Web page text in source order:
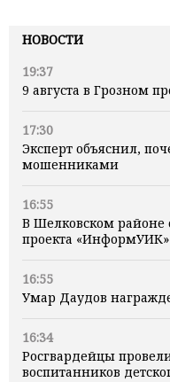
НОВОСТИ
19:37
9 августа в Грозном
17:30
Эксперт объяснил,
мошенниками
16:55
В Шелковском районе
проекта «ИнформУИК»
16:55
Умар Даудов
16:34
Росгвардейцы
воспитанников